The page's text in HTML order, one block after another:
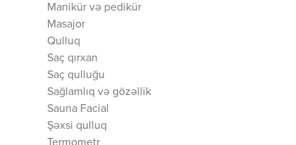
Manikür və pedikür
Masajor
Qulluq
Saç qırxan
Saç qulluğu
Sağlamlıq və gözəllik
Sauna Facial
Şəxsi qulluq